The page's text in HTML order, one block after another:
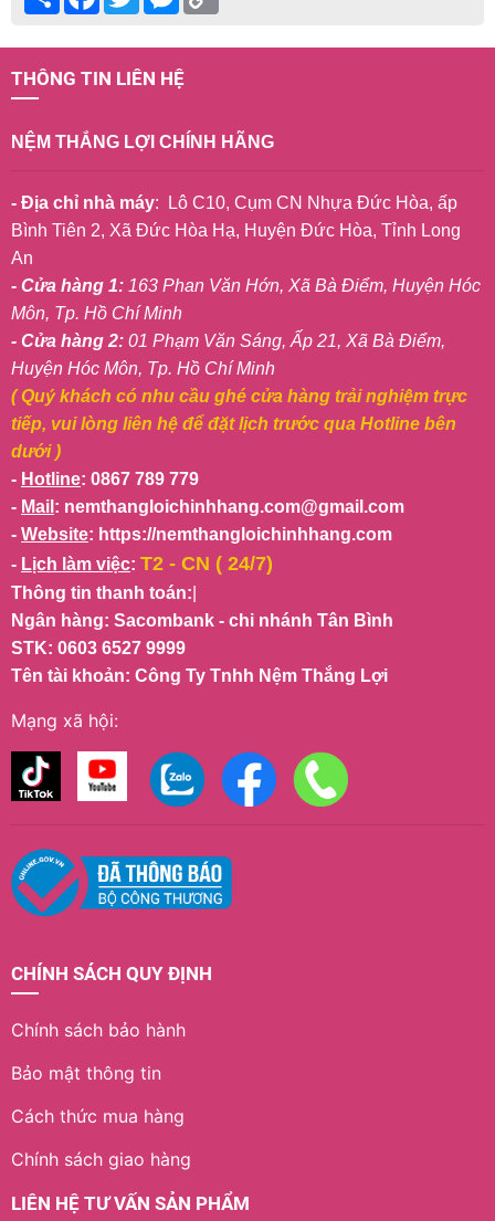
THÔNG TIN LIÊN HỆ
NỆM THẮNG LỢI CHÍNH HÃNG
- Địa chỉ nhà máy: Lô C10, Cụm CN Nhựa Đức Hòa, ấp
Bình Tiên 2, Xã Đức Hòa Hạ, Huyện Đức Hòa, Tỉnh Long
An
- Cửa hàng 1: 163 Phan Văn Hớn, Xã Bà Điểm, Huyện Hóc
Môn, Tp. Hồ Chí Minh
- Cửa hàng 2: 01 Phạm Văn Sáng, Ấp 21, Xã Bà Điểm,
Huyện Hóc Môn, Tp. Hồ Chí Minh
( Quý khách có nhu cầu ghé cửa hàng trải nghiệm trực
tiếp, vui lòng liên hệ để đặt lịch trước qua Hotline bên
dưới )
- Hotline: 0867 789 779
- Mail : nemthangloichinhhang.com@gmail.com
- Website: https://nemthangloichinhhang.com
- Lịch làm việc: T2 - CN ( 24/7)
Thông tin thanh toán:
Ngân hàng: Sacombank - chi nhánh Tân Bình
STK: 0603 6527 9999
Tên tài khoản: Công Ty Tnhh Nệm Thắng Lợi
Mạng xã hội:
CHÍNH SÁCH QUY ĐỊNH
Chính sách bảo hành
Bảo mật thông tin
Cách thức mua hàng
Chính sách giao hàng
LIÊN HỆ TƯ VẤN SẢN PHẨM